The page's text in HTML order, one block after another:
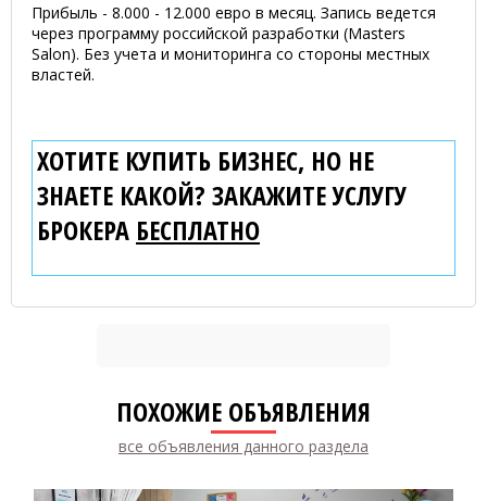
Прибыль - 8.000 - 12.000 евро в месяц. Запись ведется
через программу российской разработки (Masters
Salon). Без учета и мониторинга со стороны местных
властей.
ХОТИТЕ КУПИТЬ БИЗНЕС, НО НЕ
ЗНАЕТЕ КАКОЙ? ЗАКАЖИТЕ УСЛУГУ
БРОКЕРА БЕСПЛАТНО
ПОХОЖИЕ ОБЪЯВЛЕНИЯ
все объявления данного раздела